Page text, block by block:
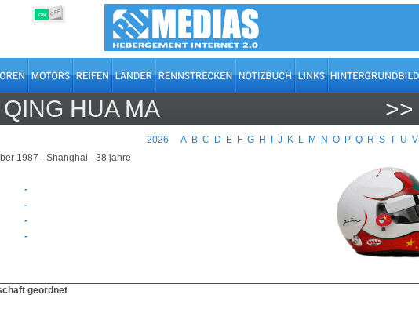
ON OFF
QING HUA MA >>
2026 A B C D E F G H J K L M N O P Q R S T U V
1987 - Shanghai - 38 jahre
-
-
-
-
geordnet